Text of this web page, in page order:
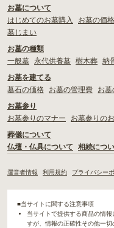
お墓について
はじめてのお墓購入
お墓の価格
墓じまい
お墓の種類
一般墓
永代供養墓 樹木葬 納
お墓を建てる
墓石の価格
お墓の管理費
お墓
お墓参り
お墓参りのマナー
お墓参りの
葬儀について
仏壇・仏具について
相続につ
運営者情報 利用規約 プライバシー
■当サイトに関する注意事項
当サイトで提供する商品の情
すが、情報の正確性その他一切